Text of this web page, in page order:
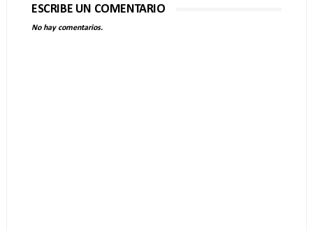
ESCRIBE UN COMENTARIO
No hay comentarios.